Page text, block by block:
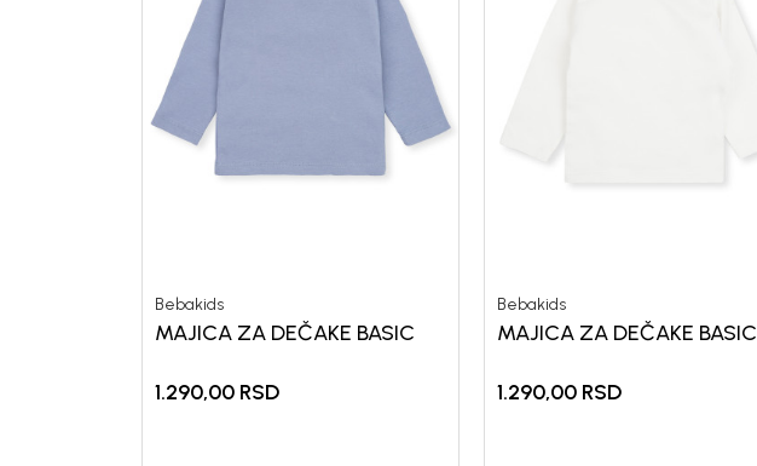
Bebakids
MAJICA ZA DEČAKE BASIC
1.290,00 RSD
Bebakids
MAJICA ZA DEČAKE BASIC
1.290,00 RSD